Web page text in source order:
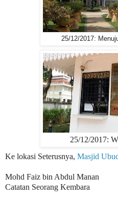
25/12/2017:
25/12/2017:
Ke lokasi Seterusnya, Masjid
Mohd Faiz bin Abdul Manan
Catatan Seorang Kembara